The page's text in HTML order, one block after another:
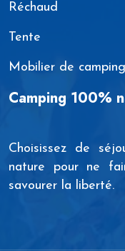
Réchaud
Tente
Mobilier de camping
Camping 100%
Choisissez de
nature pour ne
savourer la liberté.